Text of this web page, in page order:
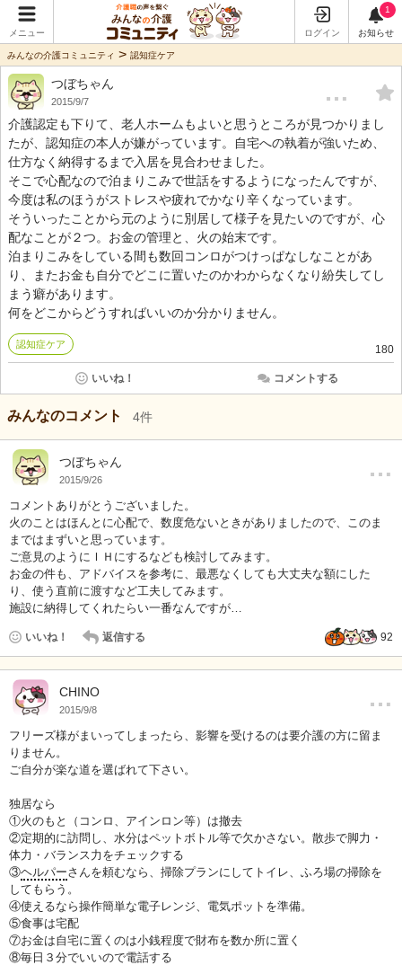
メニュー ログイン
1
お知らせ
みんなの介護コミュニティ > 認知症ケア
つぼちゃん
2015/9/7 …
介護認定も下りて、老人ホームもよいと思うところが見つかりまし
たが、認知症の本人が嫌がっています。自宅への執着が強いため、
仕方なく納得するまで入居を見合わせました。
そこで心配なので泊まりこみで世話をするようになったんですが、
今度は私のほうがストレスや疲れでかなり辛くなっています。
そういったことから元のように別居して様子を見たいのですが、心
配なことが２つ。お金の管理と、火の始末です。
泊まりこみをしている間も数回コンロがつけっぱなしなことがあ
り、またお金も自分でどこに置いたのかわからなくなり紛失してし
まう癖があります。
何をどこからどうすればいいのか分かりません。
認知症ケア 180
いいね！ コメントする
みんなのコメント 4件
つぼちゃん
2015/9/26 …
コメントありがとうございました。
火のことはほんとに心配で、数度危ないときがありましたので、このま
まではまずいと思っています。
ご意見のようにＩＨにするなども検討してみます。
お金の件も、アドバイスを参考に、最悪なくしても大丈夫な額にした
り、使う直前に渡すなど工夫してみます。
施設に納得してくれたらい一番なんですが…
いいね！ 返信する 92
CHINO
2015/9/8 …
フリーズ様がまいってしまったら、影響を受けるのは要介護の方に留ま
りません。
ご自分が楽な道を選ばれて下さい。
独居なら
①火のもと（コンロ、アインロン等）は撤去
②定期的に訪問し、水分はペットボトル等で欠かさない。散歩で脚力・
体力・バランス力をチェックする
③ヘルパーさんを頼むなら、掃除プランにしてトイレ、ふろ場の掃除を
してもらう。
④使えるなら操作簡単な電子レンジ、電気ポットを準備。
⑤食事は宅配
⑦お金は自宅に置くのは小銭程度で財布を数か所に置く
⑧毎日３分でいいので電話する